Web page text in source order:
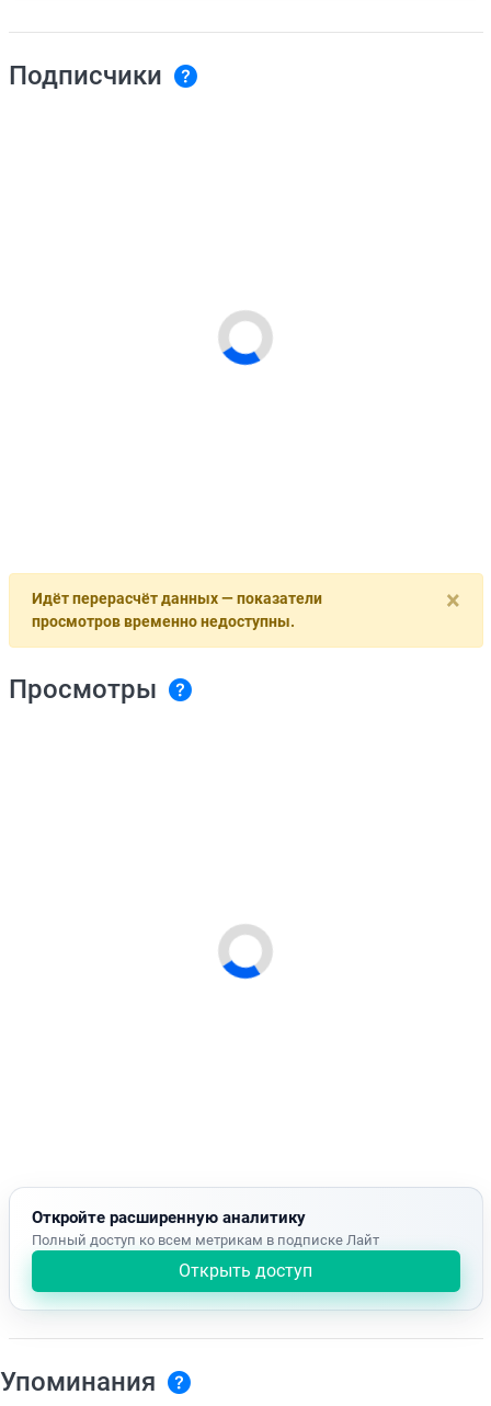
Подписчики
×
Идёт перерасчёт данных — показатели
просмотров временно недоступны.
Просмотры
Откройте расширенную аналитику
Полный доступ ко всем метрикам в подписке Лайт
Открыть доступ
Упоминания